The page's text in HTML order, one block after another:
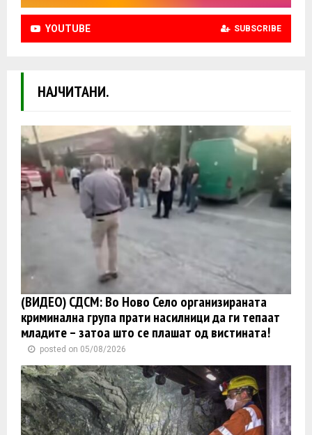
YOUTUBE SUBSCRIBE
НАЈЧИТАНИ.
(ВИДЕО) СДСМ: Во Ново Село организираната
криминална група прати насилници да ги тепаат
младите – затоа што се плашат од вистината!
posted on 05/08/2026